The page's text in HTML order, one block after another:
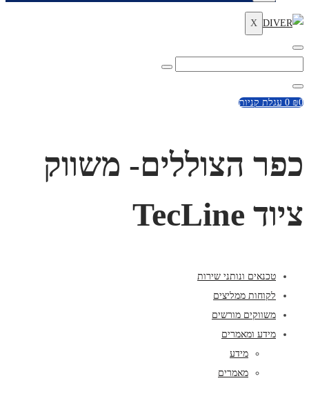
X
Enter
for:
Close
₪0
0 עגלת קניות
כפר הצוללים- משווק
ציוד TecLine
טכנאים ונותני שירות
לקוחות ממליצים
משווקים מורשים
מידע ומאמרים
מידע
מאמרים